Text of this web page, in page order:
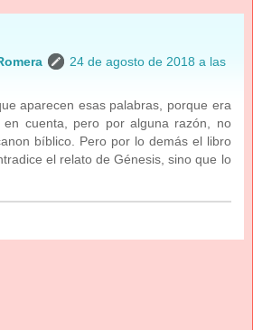
24 de agosto de 2018 a las
aparecen esas palabras, porque era
en cuenta, pero por alguna razón, no
bíblico. Pero por lo demás el libro
el relato de Génesis, sino que lo